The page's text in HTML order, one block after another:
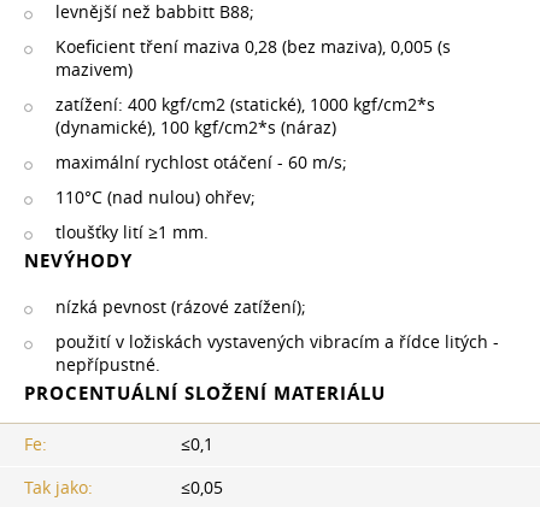
levnější než babbitt B88;
Koeficient tření maziva 0,28 (bez maziva), 0,005 (s
mazivem)
zatížení: 400 kgf/cm2 (statické), 1000 kgf/cm2*s
(dynamické), 100 kgf/cm2*s (náraz)
maximální rychlost otáčení - 60 m/s;
110°C (nad nulou) ohřev;
tloušťky lití ≥1 mm.
NEVÝHODY
nízká pevnost (rázové zatížení);
použití v ložiskách vystavených vibracím a řídce litých -
nepřípustné.
PROCENTUÁLNÍ SLOŽENÍ MATERIÁLU
Fe:
≤0,1
Tak jako:
≤0,05